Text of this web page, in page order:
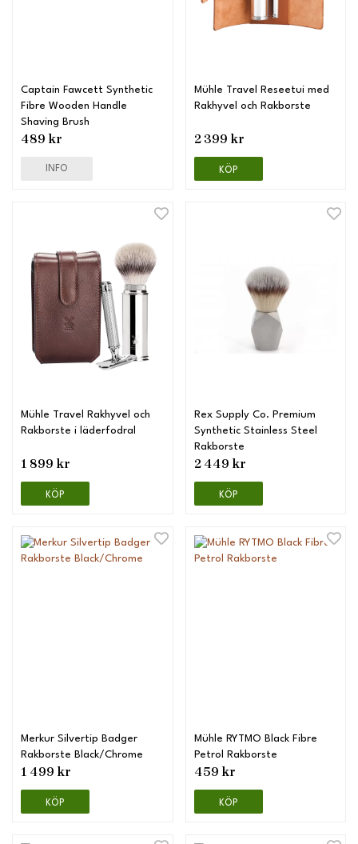
Captain Fawcett Synthetic
Fibre Wooden Handle
Shaving Brush
489 kr
INFO
Mühle Travel Reseetui med
Rakhyvel och Rakborste
2 399 kr
KÖP
Mühle Travel Rakhyvel och
Rakborste i läderfodral
1 899 kr
KÖP
Rex Supply Co. Premium
Synthetic Stainless Steel
Rakborste
2 449 kr
KÖP
Merkur Silvertip Badger
Rakborste Black/Chrome
1 499 kr
KÖP
Mühle RYTMO Black Fibre
Petrol Rakborste
459 kr
KÖP